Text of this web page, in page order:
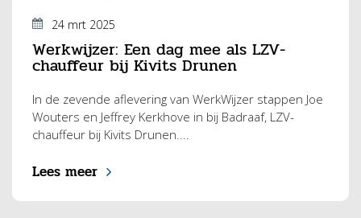
24 mrt 2025
Werkwijzer: Een dag mee als LZV-
chauffeur bij Kivits Drunen
In de zevende aflevering van WerkWijzer stappen Joe
Wouters en Jeffrey Kerkhove in bij Badraaf, LZV-
chauffeur bij Kivits Drunen....
Lees meer